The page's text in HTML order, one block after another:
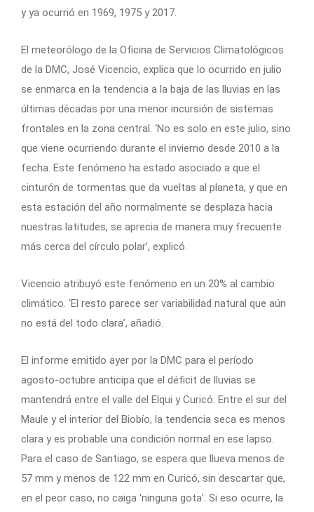
y ya ocurrió en 1969, 1975 y 2017.
El meteorólogo de la Oficina de Servicios Climatológicos
de la DMC, José Vicencio, explica que lo ocurrido en julio
se enmarca en la tendencia a la baja de las lluvias en las
últimas décadas por una menor incursión de sistemas
frontales en la zona central. ‘No es solo en este julio, sino
que viene ocurriendo durante el invierno desde 2010 a la
fecha. Este fenómeno ha estado asociado a que el
cinturón de tormentas que da vueltas al planeta, y que en
esta estación del año normalmente se desplaza hacia
nuestras latitudes, se aprecia de manera muy frecuente
más cerca del círculo polar’, explicó.
Vicencio atribuyó este fenómeno en un 20% al cambio
climático. ‘El resto parece ser variabilidad natural que aún
no está del todo clara’, añadió.
El informe emitido ayer por la DMC para el período
agosto-octubre anticipa que el déficit de lluvias se
mantendrá entre el valle del Elqui y Curicó. Entre el sur del
Maule y el interior del Biobío, la tendencia seca es menos
clara y es probable una condición normal en ese lapso.
Para el caso de Santiago, se espera que llueva menos de
57 mm y menos de 122 mm en Curicó, sin descartar que,
en el peor caso, no caiga ‘ninguna gota’. Si eso ocurre, la